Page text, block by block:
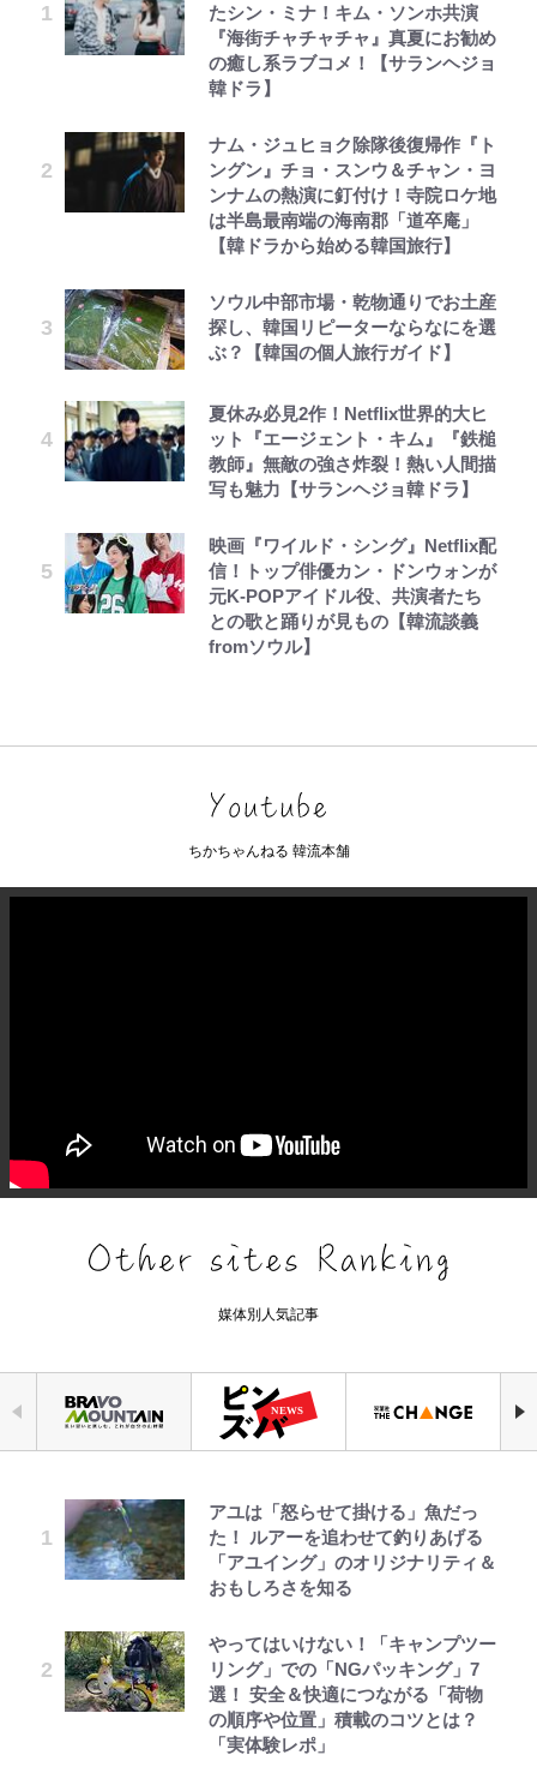
たシン・ミナ！キム・ソンホ共演
『海街チャチャチャ』真夏にお勧め
の癒し系ラブコメ！【サランヘジョ
韓ドラ】
ナム・ジュヒョク除隊後復帰作『ト
ングン』チョ・スンウ＆チャン・ヨ
ンナムの熱演に釘付け！寺院ロケ地
は半島最南端の海南郡「道卒庵」
【韓ドラから始める韓国旅行】
ソウル中部市場・乾物通りでお土産
探し、韓国リピーターならなにを選
ぶ？【韓国の個人旅行ガイド】
夏休み必見2作！Netflix世界的大ヒ
ット『エージェント・キム』『鉄槌
教師』無敵の強さ炸裂！熱い人間描
写も魅力【サランヘジョ韓ドラ】
映画『ワイルド・シング』Netflix配
信！トップ俳優カン・ドンウォンが
元K-POPアイドル役、共演者たち
との歌と踊りが見もの【韓流談義
fromソウル】
ちかちゃんねる 韓流本舗
媒体別人気記事
アユは「怒らせて掛ける」魚だっ
た！ ルアーを追わせて釣りあげる
「アユイング」のオリジナリティ＆
おもしろさを知る
やってはいけない！「キャンプツー
リング」での「NGパッキング」7
選！ 安全＆快適につながる「荷物
の順序や位置」積載のコツとは？
「実体験レポ」
「危ない」「やめて」第1子妊娠中
の田中みな実、ゴリゴリヒール着用
に心配の声…ザックリ衣装にも意見
続々
【川口春奈と結婚】板倉滉は「めっ
ちゃモテる」 年収7億円・お洒落・
包容力…超愛される日本代表
長瀬智也の“角刈りちっく短髪”変
元衆院議員・山尾志桜里が語る誹謗
中傷動画…「計り知れない」切り抜
き落選運動の影響と今語る「保育園
落ちた日本死ね」
FRUITS ZIPPER鎮西寿々歌が語る
『天才てれびくん』時代の学びと
22歳でアイドルの道を切り拓いた
「人生最大の決断」
｢お土産最高すぎ笑｣｢どうやって入
手？｣ブライトン帰還の三笘薫、同
僚に“ポケカ”をプレゼント！｢薫の
笑顔見れてよかった｣｢大喜びのリ
｢モデルやってる｣｢かっけぇ｣三笘
薫がブライトン新ユニのモデルで完
全復活！“King”の帰還に｢チームか
ら大歓迎されてる｣｢元気な姿見れ
浅草は日本の心だゾ
とうちゃんが出世するゾ
『ちいかわ』ファンの記憶に残る
「恐怖キャラ」の戦慄シーン 小さ
くてかわいい世界なのに「見た目か
らしてヤバイ…」
放送40周年『機動戦士ガンダム
ZZ』いまだ語り継がれる「伝説の
トンデモシーン」 「Zザク」に
「謎の光」も…
空の轍と大地の雲と 第1回
レビュー『仮面家族』悠木シュン・
公式-ヒロインが来る前に妊娠しま
した~詰んだはずの悪役令嬢です
が、どうやら違うようです~ 第1話
気付くまで 第56話(1)
公式-転生したら平民でした。~生活
水準に耐えられないので貴族を目指